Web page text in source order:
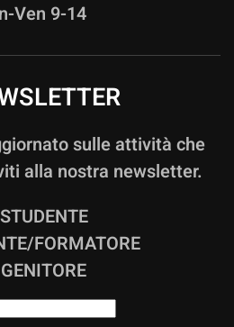
Ven 9-14
sulle attività che
alla nostra newsletter.
STUDENTE
FORMATORE
GENITORE